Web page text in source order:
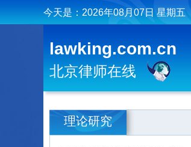
今天是： 2026年08月07日 星期五
lawking.com.cn
北京律师在线
理论研究